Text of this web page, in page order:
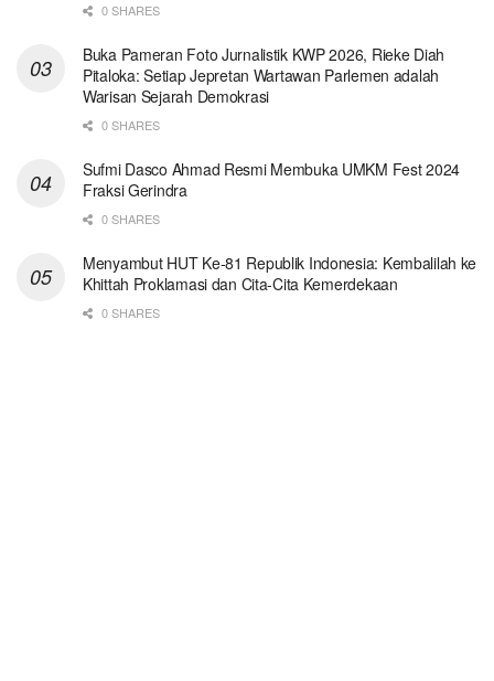
0 SHARES
Buka Pameran Foto Jurnalistik KWP 2026, Rieke Diah
Pitaloka: Setiap Jepretan Wartawan Parlemen adalah
Warisan Sejarah Demokrasi
0 SHARES
Sufmi Dasco Ahmad Resmi Membuka UMKM Fest 2024
Fraksi Gerindra
0 SHARES
Menyambut HUT Ke-81 Republik Indonesia: Kembalilah ke
Khittah Proklamasi dan Cita-Cita Kemerdekaan
0 SHARES